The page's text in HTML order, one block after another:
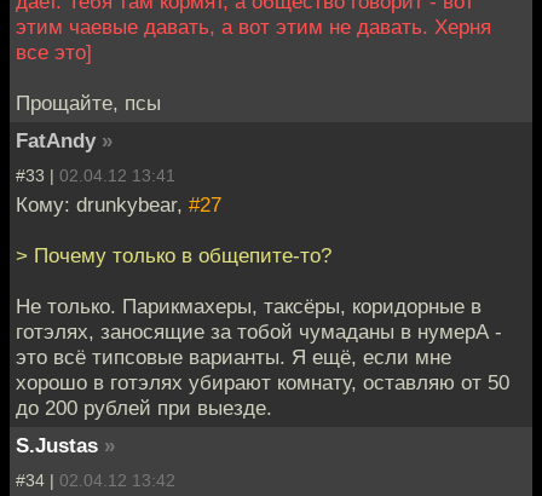
этим чаевые давать, а вот этим не давать. Херня
все это]
Прощайте, псы
FatAndy »
#33 | 02.04.12 13:41
Кому: drunkybear, #27
> Почему только в общепите-то?
Не только. Парикмахеры, таксёры, коридорные в
готэлях, заносящие за тобой чумаданы в нумерА -
это всё типсовые варианты. Я ещё, если мне
хорошо в готэлях убирают комнату, оставляю от 50
до 200 рублей при выезде.
S.Justas »
#34 | 02.04.12 13:42